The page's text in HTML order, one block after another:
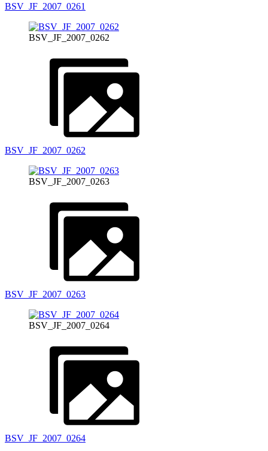
BSV_JF_2007_0261
BSV_JF_2007_0262
BSV_JF_2007_0262
BSV_JF_2007_0263
BSV_JF_2007_0263
BSV_JF_2007_0264
BSV_JF_2007_0264